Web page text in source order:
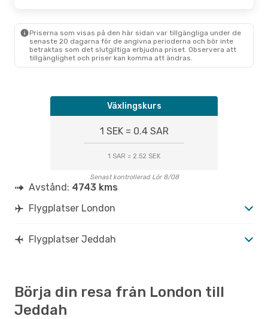
Lör 10 Okt.- Mån 19 Okt.
Pegasus Airlines
1 Mellanlandning
LON- JED
Gulf Air1 Mellanlandning
Priserna som visas på den här sidan var tillgängliga under de
senaste 20 dagarna för de angivna perioderna och bör inte
betraktas som det slutgiltiga erbjudna priset. Observera att
tillgänglighet och priser kan komma att ändras.
Växlingskurs
1 SEK = 0.4 SAR
1 SAR = 2.52 SEK
Senast kontrollerad Lör 8/08
Avstånd: 4743 kms
Flygplatser London
Flygplatser Jeddah
Börja din resa från London till
Jeddah